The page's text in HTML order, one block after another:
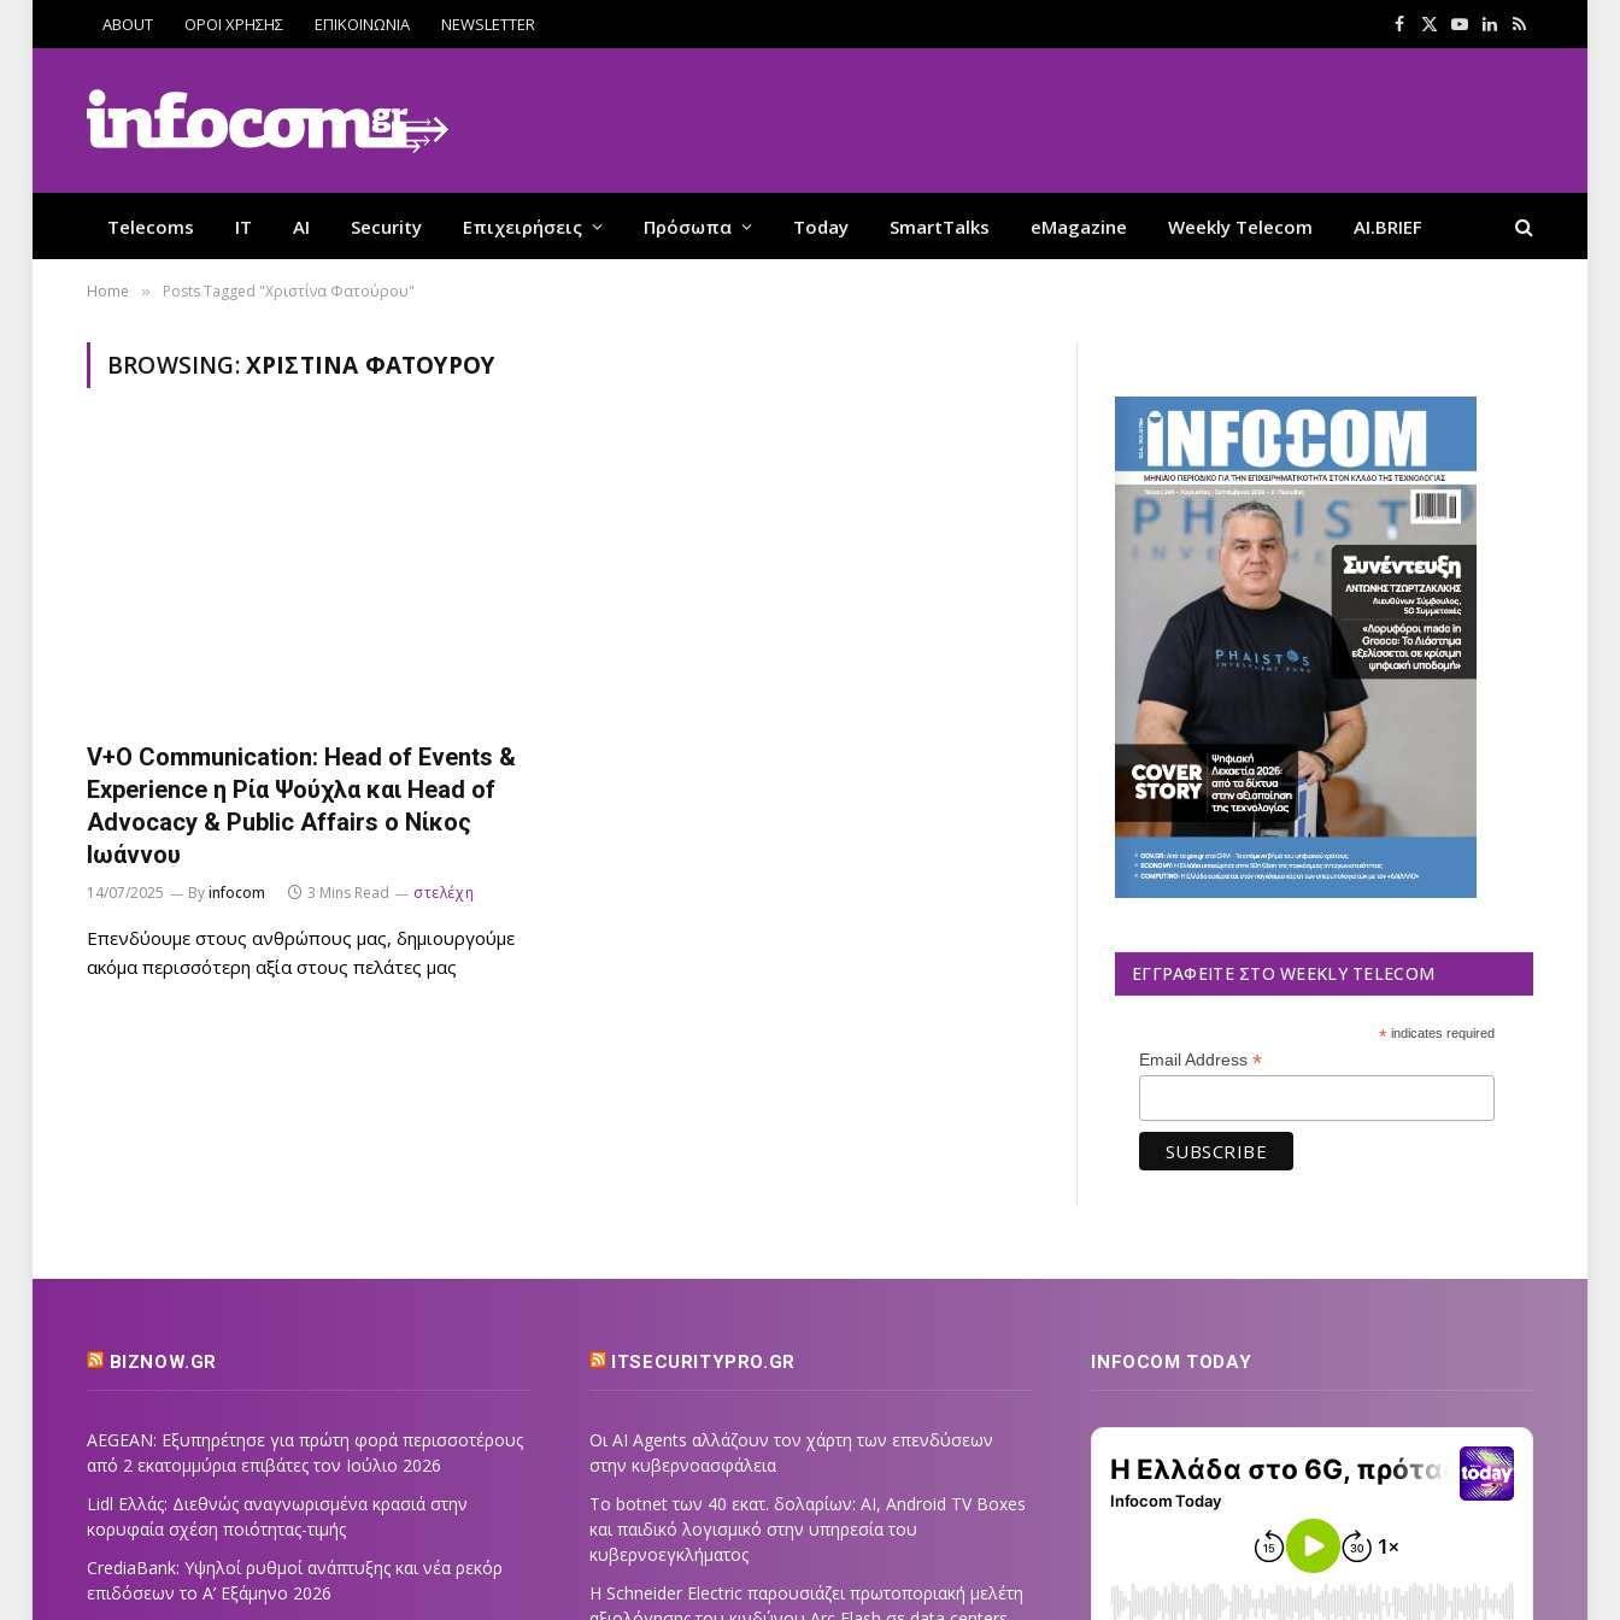
ABOUT ΟΡΟΙ ΧΡΗΣΗΣ ΕΠΙΚΟΙΝΩΝΙΑ NEWSLETTER Facebook
X
YouTube
LinkedIn
RSS
Telecoms IT AI Security Επιχειρήσεις Πρόσωπα Today SmartTalks eMagazine Weekly Telecom AI.BRIEF
Home » Posts Tagged "Χριστίνα Φατούρου"
BROWSING:ΧΡΙΣΤΊΝΑ ΦΑΤΟΎΡΟΥ
V+O Communication: Ηead of Events &
Experience η Ρία Ψούχλα και Head of
Advocacy & Public Affairs o Νίκος
Ιωάννου
14/07/2025 Byinfocom 3 Mins Read στελέχη
Επενδύουμε στους ανθρώπους μας, δημιουργούμε
ακόμα περισσότερη αξία στους πελάτες μας
ΕΓΓΡΑΦΕΊΤΕ ΣΤΟ WEEKLY TELECOM
*indicates required
Email Address *
BIZNOW.GR
AEGEAN: Εξυπηρέτησε για πρώτη φορά περισσοτέρους
από 2 εκατομμύρια επιβάτες τον Ιούλιο 2026
Lidl Ελλάς: Διεθνώς αναγνωρισμένα κρασιά στην
κορυφαία σχέση ποιότητας-τιμής
CrediaBank: Υψηλοί ρυθμοί ανάπτυξης και νέα ρεκόρ
επιδόσεων το Α’ Εξάμηνο 2026
ITSECURITYPRO.GR
Οι AI Agents αλλάζουν τον χάρτη των επενδύσεων
στην κυβερνοασφάλεια
Το botnet των 40 εκατ. δολαρίων: AI, Android TV Boxes
και παιδικό λογισμικό στην υπηρεσία του
κυβερνοεγκλήματος
Η Schneider Electric παρουσιάζει πρωτοποριακή μελέτη
INFOCOM TODAY